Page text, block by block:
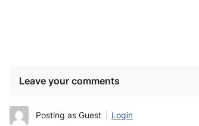
Leave your comments
Posting as Guest Login